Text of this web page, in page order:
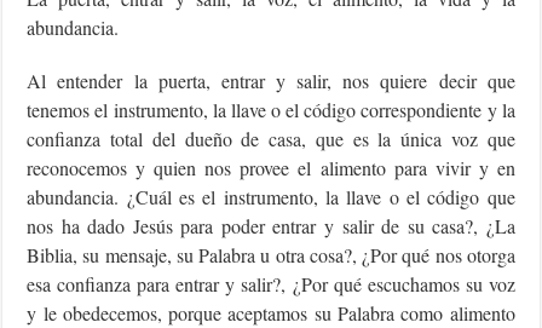
abundancia.
Al entender la puerta, entrar y salir, nos quiere decir que
tenemos el instrumento, la llave o el código correspondiente y la
confianza total del dueño de casa, que es la única voz que
reconocemos y quien nos provee el alimento para vivir y en
abundancia. ¿Cuál es el instrumento, la llave o el código que
nos ha dado Jesús para poder entrar y salir de su casa?, ¿La
Biblia, su mensaje, su Palabra u otra cosa?, ¿Por qué nos otorga
esa confianza para entrar y salir?, ¿Por qué escuchamos su voz
y le obedecemos, porque aceptamos su Palabra como alimento